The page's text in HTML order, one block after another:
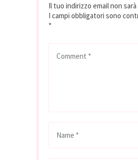
Il tuo indirizzo email non
I campi obbligatori sono
*